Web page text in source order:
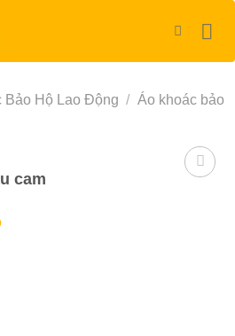
Bảo Hộ Lao Động / Áo khoác bảo
cam
Giá